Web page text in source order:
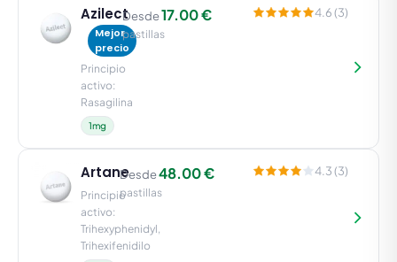
Azilect
Mejor
precio
Principio
activo:
Rasagilina
1mg
Desde17.00 €
pastillas
4.6 (3)
Artane
Principio
activo:
Trihexyphenidyl,
Trihexifenidilo
Desde48.00 €
pastillas
4.3 (3)